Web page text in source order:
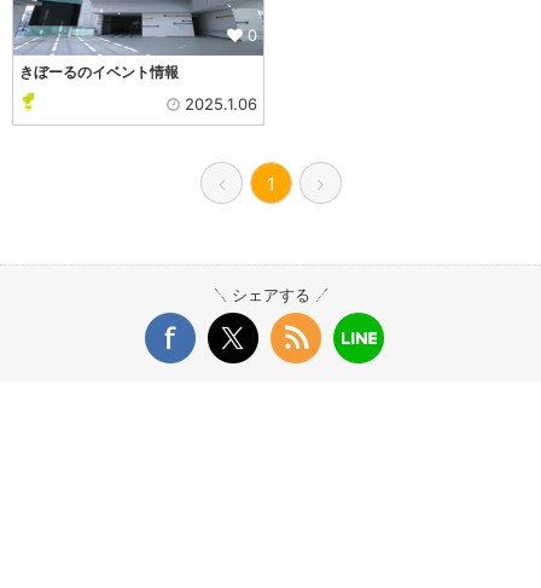
0
きぼーるのイベント情報
2025.1.06
1
シェアする